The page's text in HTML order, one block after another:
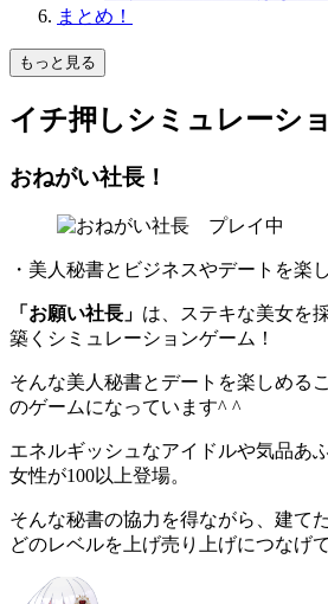
まとめ！
もっと見る
イチ押しシミュレーシ
おねがい社長！
・美人秘書とビジネスやデートを楽
「お願い社長」 は、ステキな美女を
築くシミュレーションゲーム！
そんな美人秘書とデートを楽しめる
のゲームになっています^ ^
エネルギッシュなアイドルや気品あ
女性が100以上登場。
そんな秘書の協力を得ながら、建て
どのレベルを上げ売り上げにつなげ